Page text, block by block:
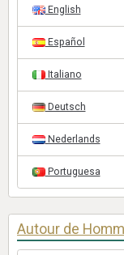
English
Español
Italiano
Deutsch
Nederlands
Portuguesa
Autour de